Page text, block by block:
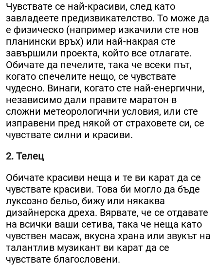
Чувствате се най-красиви, след като
завладеете предизвикателство. То може да
е физическо (например изкачили сте нов
планински връх) или най-накрая сте
завършили проекта, който все отлагате.
Обичате да печелите, така че всеки път,
когато спечелите нещо, се чувствате
чудесно. Винаги, когато сте най-енергични,
независимо дали правите маратон в
сложни метеорологични условия, или сте
изправени пред някой от страховете си, се
чувствате силни и красиви.
2. Телец
Обичате красиви неща и те ви карат да се
чувствате красиви. Това би могло да бъде
луксозно бельо, бижу или някаква
дизайнерска дреха. Вярвате, че се отдавате
на всички ваши сетива, така че неща като
чувствен масаж, вкусна храна или звукът на
талантлив музикант ви карат да се
чувствате благословени.